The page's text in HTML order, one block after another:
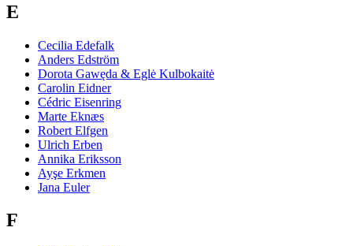
E
Cecilia Edefalk
Anders Edström
Dorota Gawęda & Eglė Kulbokaitė
Carolin Eidner
Cédric Eisenring
Marte Eknæs
Robert Elfgen
Ulrich Erben
Annika Eriksson
Ayşe Erkmen
Jana Euler
F